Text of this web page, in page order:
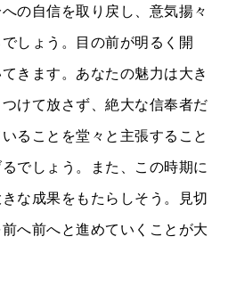
の自信を取り戻し、意気揚々
しょう。目の前が明るく開
きます。あなたの魅力は大き
けて放さず、絶大な信奉者だ
ることを堂々と主張すること
でしょう。また、この時期に
な成果をもたらしそう。見切
へ前へと進めていくことが大